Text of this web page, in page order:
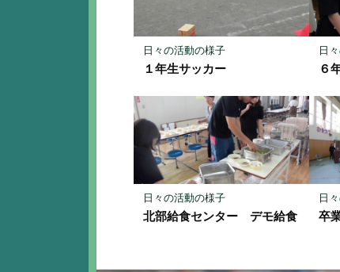
に
保
日々の活動の様子
１年生サッカー
日
６
日々の活動の様子
北部給食センター デモ給食
日
卒